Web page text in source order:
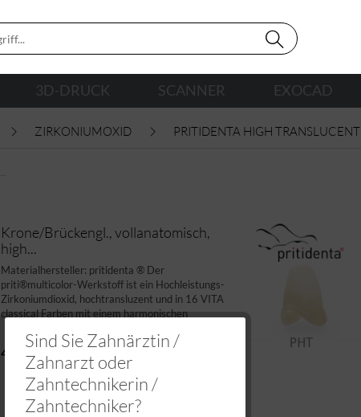
3D-DRUCK SCANNER EXOCAD
ZIRKONIUMOXID PRITIDENTA HIGH TRANSLUCENT
Krone/Brückengl., vollanatomisch,
high...
Materialhersteller: pritidenta ® Der
priti®multicolor-Werkstoff ist ein Hochleistungs-
Zirkoniumdioxid, hochtransluzent und in 16 VITA
classical Farben mit einem harmonischen
was Sie für...
41,95 €
Sind Sie Zahnärztin /
Zahnarzt oder
Zahntechnikerin /
Zahntechniker?